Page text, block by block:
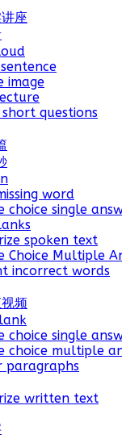
座
image
questions
word
choice single
spoken text
Choice Multiple
incorrect words
频
choice single
choice multiple
paragraphs
written text